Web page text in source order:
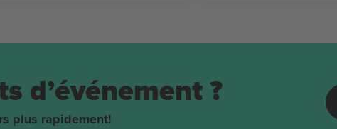
d’événement ?
plus rapidement!